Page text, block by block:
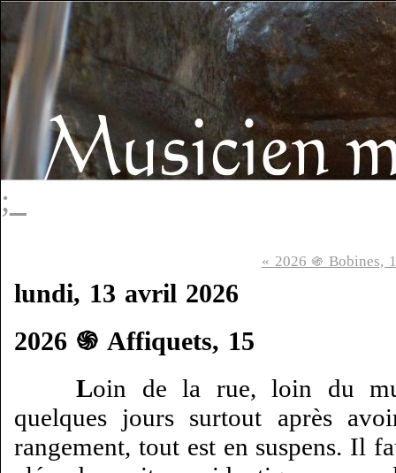
;_
« 2026 ֍ Bobines,
lundi, 13 avril 2026
2026 ֍ Affiquets, 15
Loin de la rue, loin du
quelques jours surtout après
rangement, tout est en suspens. Il